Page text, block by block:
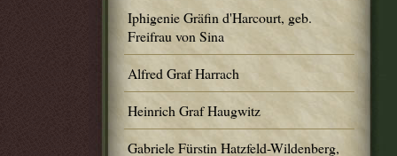
Iphigenie Gräfin d'Harcourt, geb.
Freifrau von Sina
Alfred Graf Harrach
Heinrich Graf Haugwitz
Gabriele Fürstin Hatzfeld-Wildenberg,